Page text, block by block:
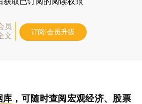
员
文
订阅/会员升级
库 ，可随时查阅宏观经济、股票